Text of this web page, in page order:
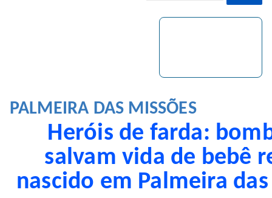
PALMEIRA DAS MISSÕES
Heróis de farda:
salvam vida de bebê
nascido em Palmeira